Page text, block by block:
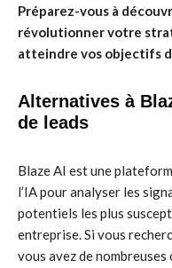
Préparez-vous à
révolutionner votre
atteindre vos objectifs
Alternatives à
de leads
Blaze AI est une
l’IA pour analyser les
potentiels les plus
entreprise. Si vous
vous avez de